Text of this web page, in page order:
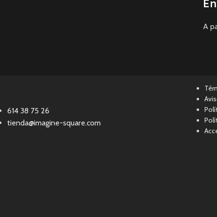
A
614 38 75 26
tienda@imagine-square.com